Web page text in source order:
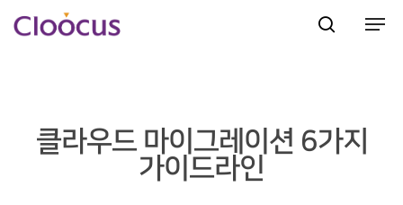
클라우드 마이그레이션 6가지
가이드라인